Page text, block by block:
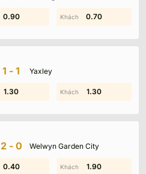
0.70 0.20
0.90 0.70
1-1 Yaxley
1.60 1.00
1.30 1.30
2-0 Welwyn Garden City
1.20 1.90
0.40 1.90